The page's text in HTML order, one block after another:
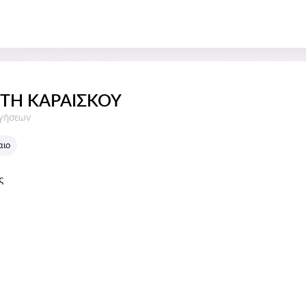
ΚΑΡΑΙΣΚΟΥ